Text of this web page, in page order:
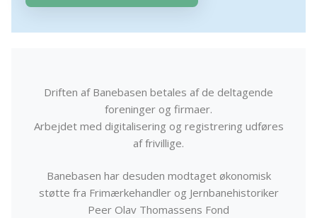
Driften af Banebasen betales af de deltagende
foreninger og firmaer.
Arbejdet med digitalisering og registrering udføres
af frivillige.
Banebasen har desuden modtaget økonomisk
støtte fra Frimærkehandler og Jernbanehistoriker
Peer Olav Thomassens Fond